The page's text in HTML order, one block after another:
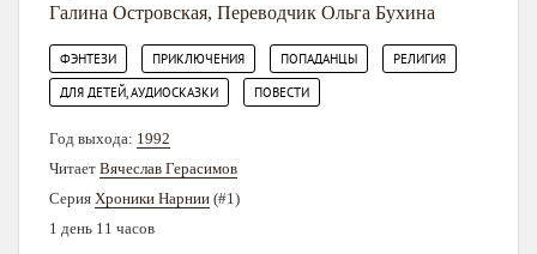
Галина Островская, Переводчик Ольга Бухина
ФЭНТЕЗИ ПРИКЛЮЧЕНИЯ ПОПАДАНЦЫ РЕЛИГИЯ
ДЛЯ ДЕТЕЙ, АУДИОСКАЗКИ ПОВЕСТИ
Год выхода: 1992
Читает Вячеслав Герасимов
Серия Хроники Нарнии (#1)
1 день 11 часов